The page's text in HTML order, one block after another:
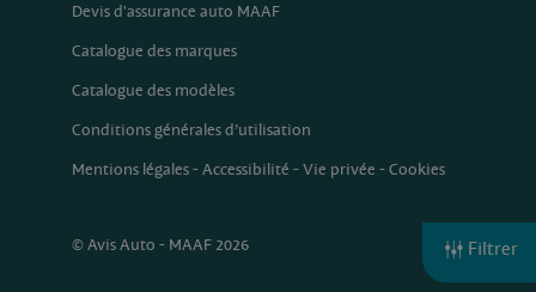
Filtrer
Devis d'assurance auto MAAF
Catalogue des marques
Catalogue des modèles
Conditions générales d’utilisation
Mentions légales-Accessibilité -Vie privée -Cookies
© Avis Auto - MAAF 2026